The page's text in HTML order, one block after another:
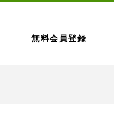
無料会員登録